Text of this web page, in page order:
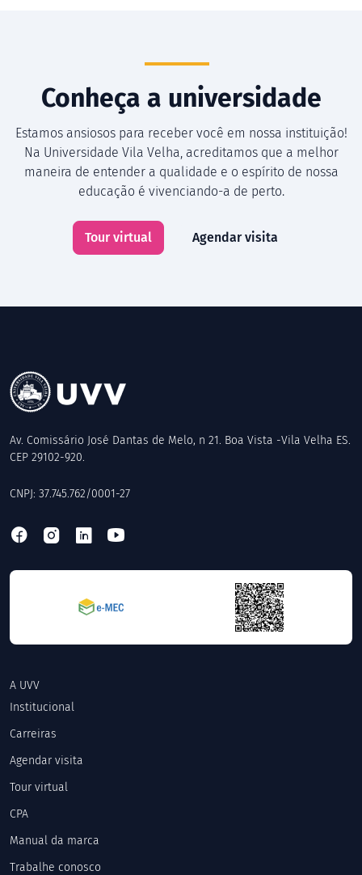
Conheça a universidade
Estamos ansiosos para receber você em nossa instituição!
Na Universidade Vila Velha, acreditamos que a melhor
maneira de entender a qualidade e o espírito de nossa
educação é vivenciando-a de perto.
Tour virtual Agendar visita
Av. Comissário José Dantas de Melo, n 21. Boa Vista -Vila Velha ES.
CEP 29102-920.
CNPJ: 37.745.762/0001-27
A UVV
Institucional
Carreiras
Agendar visita
Tour virtual
CPA
Manual da marca
Trabalhe conosco